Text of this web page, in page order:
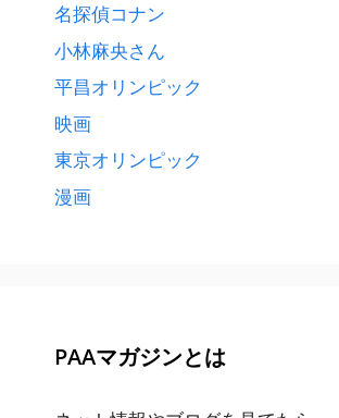
名探偵コナン
小林麻央さん
平昌オリンピック
映画
東京オリンピック
漫画
PAAマガジンとは